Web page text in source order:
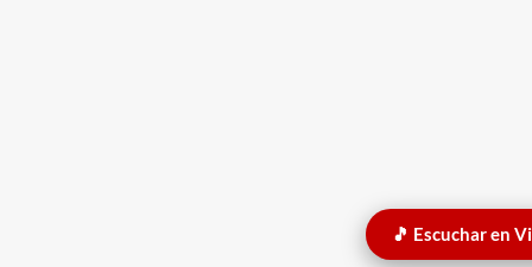
🎵 Escuchar en